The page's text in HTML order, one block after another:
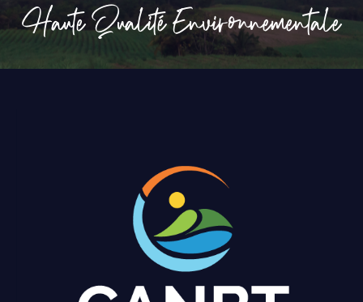
Haute Qualité Environnementale